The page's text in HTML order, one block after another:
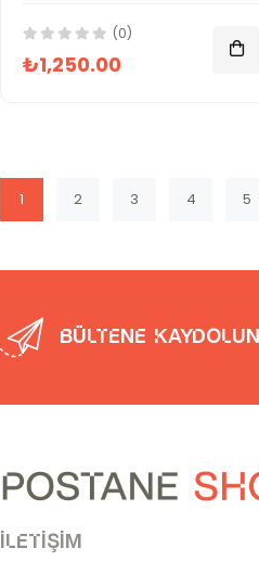
(0)
₺1,250.00
1 2 3 4 5
Bültene kaydolun
İletişim